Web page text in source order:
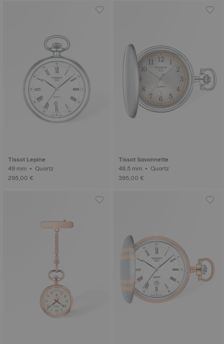
Tissot Lepine
49 mm • Quartz
295,00 €
Tissot Savonnette
48.5 mm • Quartz
395,00 €